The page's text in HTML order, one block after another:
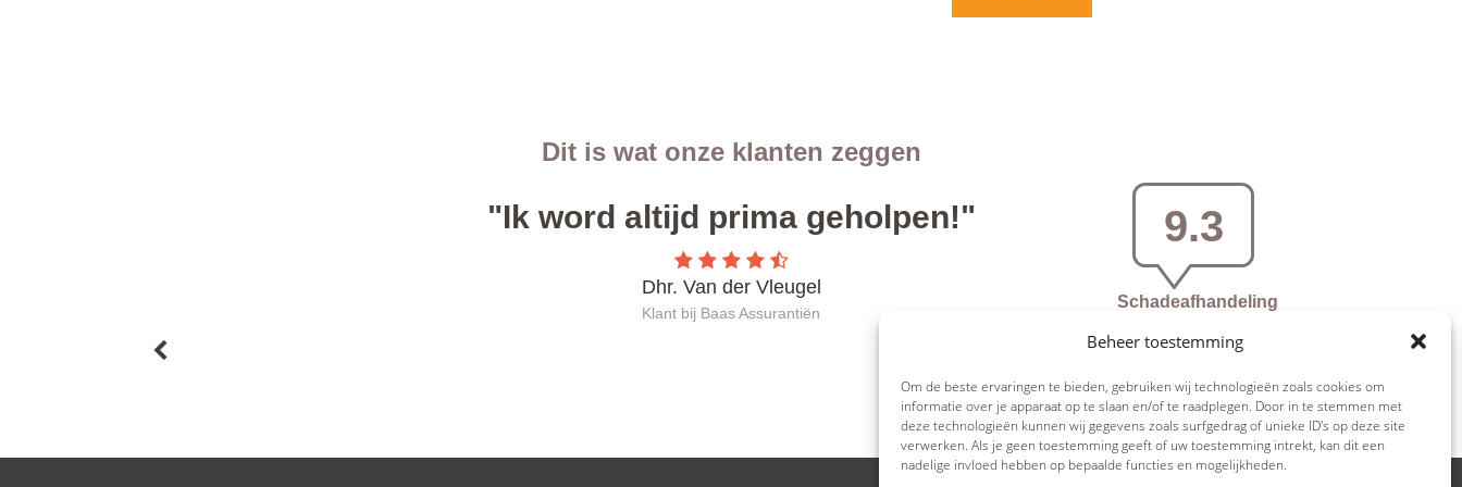
Beheer toestemming
Om de beste ervaringen te bieden, gebruiken wij technologieën zoals cookies om
informatie over je apparaat op te slaan en/of te raadplegen. Door in te stemmen met
deze technologieën kunnen wij gegevens zoals surfgedrag of unieke ID's op deze site
verwerken. Als je geen toestemming geeft of uw toestemming intrekt, kan dit een
nadelige invloed hebben op bepaalde functies en mogelijkheden.